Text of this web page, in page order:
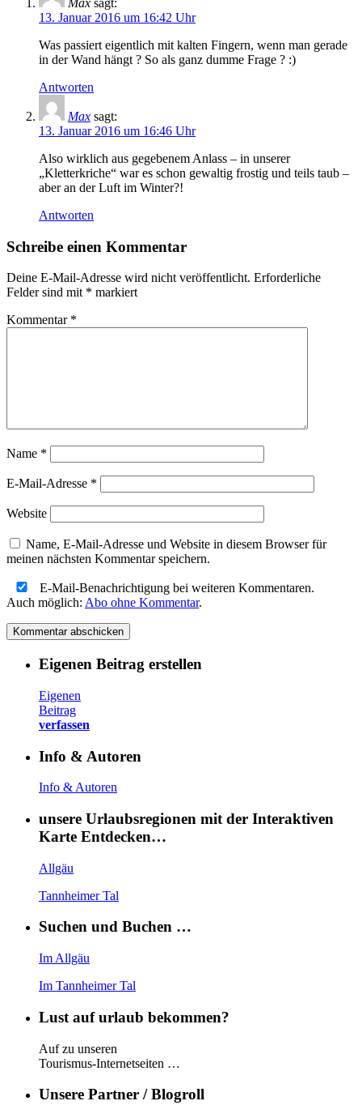
Max sagt:
13. Januar 2016 um 16:42 Uhr
Was passiert eigentlich mit kalten Fingern, wenn man gerade
in der Wand hängt ? So als ganz dumme Frage ? :)
Antworten
Max sagt:
13. Januar 2016 um 16:46 Uhr
Also wirklich aus gegebenem Anlass – in unserer
„Kletterkriche“ war es schon gewaltig frostig und teils taub –
aber an der Luft im Winter?!
Antworten
Schreibe einen Kommentar
Deine E-Mail-Adresse wird nicht veröffentlicht. Erforderliche
Felder sind mit * markiert
Kommentar *
Name *
E-Mail-Adresse *
Website
Name, E-Mail-Adresse und Website in diesem Browser für
meinen nächsten Kommentar speichern.
E-Mail-Benachrichtigung bei weiteren Kommentaren.
Auch möglich: Abo ohne Kommentar.
Eigenen Beitrag erstellen
Eigenen
Beitrag
verfassen
Info & Autoren
Info & Autoren
unsere Urlaubsregionen mit der Interaktiven
Karte Entdecken…
Allgäu
Tannheimer Tal
Suchen und Buchen …
Im Allgäu
Im Tannheimer Tal
Lust auf urlaub bekommen?
Auf zu unseren
Tourismus-Internetseiten …
Unsere Partner / Blogroll